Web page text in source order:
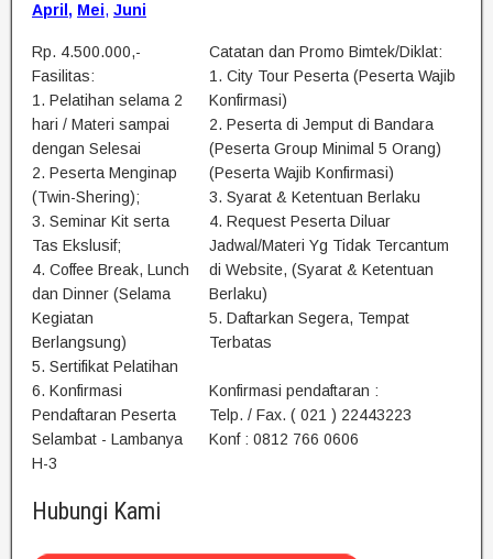
April , Mei, Juni
Rp. 4.500.000,-
Fasilitas:
1. Pelatihan selama 2
hari / Materi sampai
dengan Selesai
2. Peserta Menginap
(Twin-Shering);
3. Seminar Kit serta
Tas Ekslusif;
4. Coffee Break, Lunch
dan Dinner (Selama
Kegiatan
Berlangsung)
5. Sertifikat Pelatihan
6. Konfirmasi
Pendaftaran Peserta
Selambat - Lambanya
H-3
Catatan dan Promo Bimtek/Diklat:
1. City Tour Peserta (Peserta Wajib
Konfirmasi)
2. Peserta di Jemput di Bandara
(Peserta Group Minimal 5 Orang)
(Peserta Wajib Konfirmasi)
3. Syarat & Ketentuan Berlaku
4. Request Peserta Diluar
Jadwal/Materi Yg Tidak Tercantum
di Website, (Syarat & Ketentuan
Berlaku)
5. Daftarkan Segera, Tempat
Terbatas
Konfirmasi pendaftaran :
Telp. / Fax. ( 021 ) 22443223
Konf : 0812 766 0606
Hubungi Kami